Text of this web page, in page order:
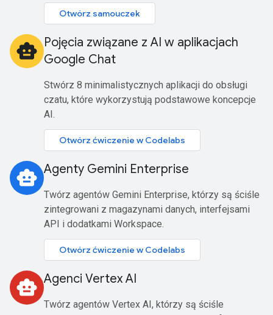
Otwórz samouczek
smart_toy Pojęcia związane z AI w aplikacjach
Google Chat
Stwórz 8 minimalistycznych aplikacji do obsługi
czatu, które wykorzystują podstawowe koncepcje
AI.
Otwórz ćwiczenie w Codelabs
smart_toy Agenty Gemini Enterprise
Twórz agentów Gemini Enterprise, którzy są ściśle
zintegrowani z magazynami danych, interfejsami
API i dodatkami Workspace.
Otwórz ćwiczenie w Codelabs
smart_toy Agenci Vertex AI
Twórz agentów Vertex AI, którzy są ściśle